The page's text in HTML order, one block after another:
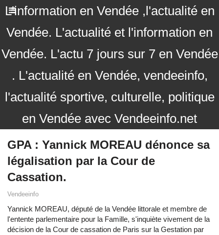
L'information en Vendée ,l'actualité en
Vendée. L'actualité et l'information en
Vendée. L'actu 7 jours sur 7 en Vendée
. L'actualité en Vendée, vendeeinfo,
l'actualité sportive, culturelle, politique
en Vendée avec Vendeeinfo.net
GPA : Yannick MOREAU dénonce sa
légalisation par la Cour de
Cassation.
Vendeeinfo
Yannick MOREAU, député de la Vendée littorale et membre de
l'entente parlementaire pour la Famille, s'inquiète vivement de la
décision de la Cour de cassation de Paris sur la Gestation par